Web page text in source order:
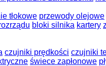
tłokowe przewody olejowe
bloki silnika kartery
czujniki prędkości czujniki
świece zapłonowe